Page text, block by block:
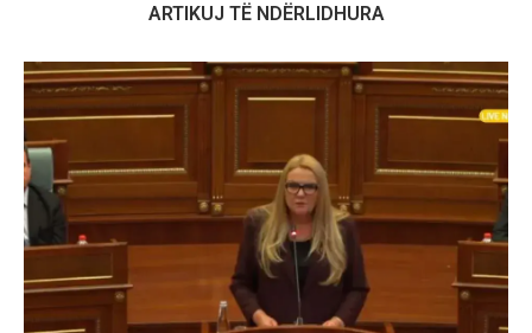
ARTIKUJ TË NDËRLIDHURA